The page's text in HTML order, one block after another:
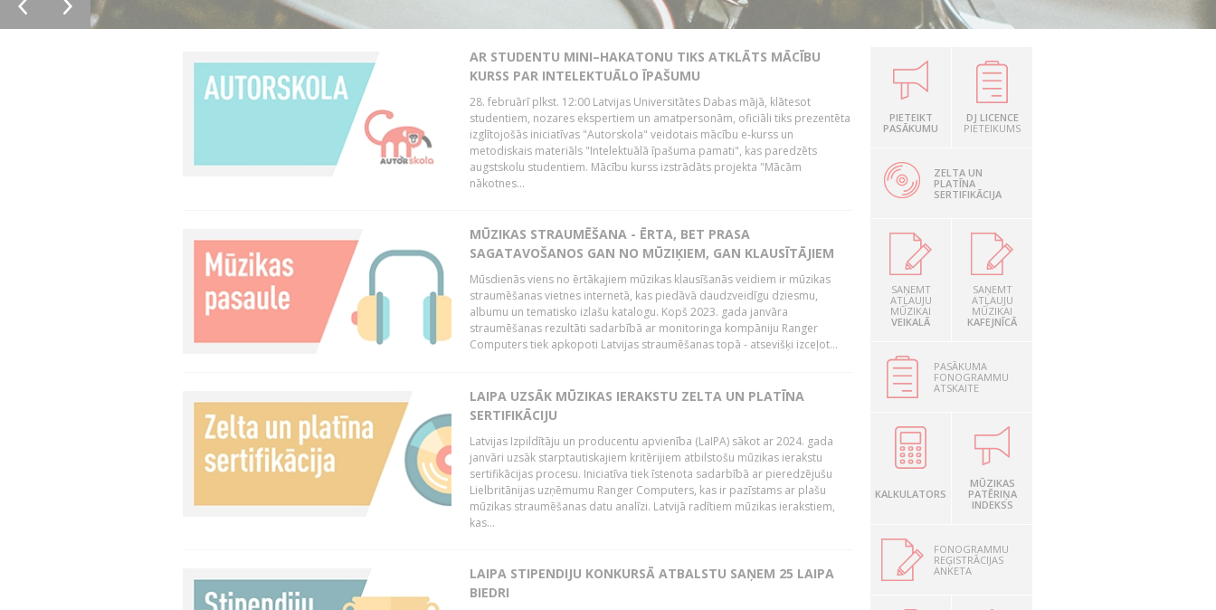
AR STUDENTU MINI–HAKATONU TIKS ATKLĀTS MĀCĪBU
KURSS PAR INTELEKTUĀLO ĪPAŠUMU
28. februārī plkst. 12:00 Latvijas Universitātes Dabas mājā, klātesot
studentiem, nozares ekspertiem un amatpersonām, oficiāli tiks prezentēta
izglītojošās iniciatīvas "Autorskola" veidotais mācību e-kurss un
metodiskais materiāls "Intelektuālā īpašuma pamati", kas paredzēts
augstskolu studentiem. Mācību kurss izstrādāts projekta "Mācām
nākotnes...
MŪZIKAS STRAUMĒŠANA - ĒRTA, BET PRASA
SAGATAVOŠANOS GAN NO MŪZIĶIEM, GAN KLAUSĪTĀJIEM
Mūsdienās viens no ērtākajiem mūzikas klausīšanās veidiem ir mūzikas
straumēšanas vietnes internetā, kas piedāvā daudzveidīgu dziesmu,
albumu un tematisko izlašu katalogu. Kopš 2023. gada janvāra
straumēšanas rezultāti sadarbībā ar monitoringa kompāniju Ranger
Computers tiek apkopoti Latvijas straumēšanas topā - atsevišķi izceļot...
LAIPA UZSĀK MŪZIKAS IERAKSTU ZELTA UN PLATĪNA
SERTIFIKĀCIJU
Latvijas Izpildītāju un producentu apvienība (LaIPA) sākot ar 2024. gada
janvāri uzsāk starptautiskajiem kritērijiem atbilstošu mūzikas ierakstu
sertifikācijas procesu. Iniciatīva tiek īstenota sadarbībā ar pieredzējušu
Lielbritānijas uzņēmumu Ranger Computers, kas ir pazīstams ar plašu
mūzikas straumēšanas datu analīzi. Latvijā radītiem mūzikas ierakstiem,
kas...
LAIPA STIPENDIJU KONKURSĀ ATBALSTU SAŅEM 25 LAIPA
BIEDRI
PIETEIKT
PASĀKUMU
DJ LICENCE
PIETEIKUMS
ZELTA UN
PLATĪNA
SERTIFIKĀCIJA
SAŅEMT
ATĻAUJU
MŪZIKAI
VEIKALĀ
SAŅEMT
ATĻAUJU
MŪZIKAI
KAFEJNĪCĀ
PASĀKUMA
FONOGRAMMU
ATSKAITE
KALKULATORS
MŪZIKAS
PATĒRIŅA
INDEKSS
FONOGRAMMU
REĢISTRĀCIJAS
ANKETA